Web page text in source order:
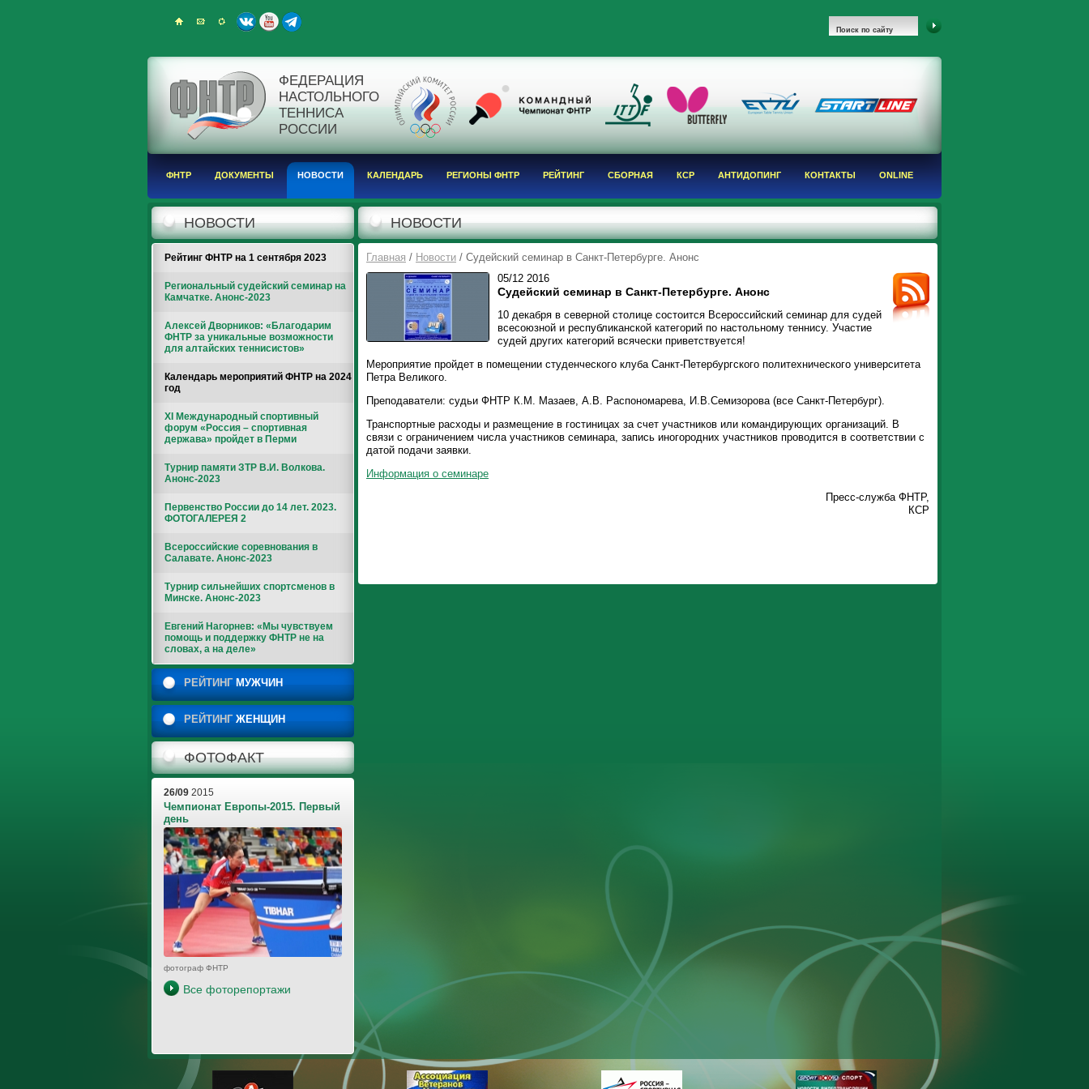
ФЕДЕРАЦИЯ
НАСТОЛЬНОГО
ТЕННИСА
РОССИИ
ФНТР ДОКУМЕНТЫ НОВОСТИ КАЛЕНДАРЬ РЕГИОНЫ ФНТР РЕЙТИНГ СБОРНАЯ КСР АНТИДОПИНГ КОНТАКТЫ ONLINE
НОВОСТИ
Рейтинг ФНТР на 1 сентября 2023
Региональный судейский семинар на
Камчатке. Анонс-2023
Алексей Дворников: «Благодарим
ФНТР за уникальные возможности
для алтайских теннисистов»
Календарь мероприятий ФНТР на 2024
год
XI Международный спортивный
форум «Россия – спортивная
держава» пройдет в Перми
Турнир памяти ЗТР В.И. Волкова.
Анонс-2023
Первенство России до 14 лет. 2023.
ФОТОГАЛЕРЕЯ 2
Всероссийские соревнования в
Салавате. Анонс-2023
Турнир сильнейших спортсменов в
Минске. Анонс-2023
Евгений Нагорнев: «Мы чувствуем
помощь и поддержку ФНТР не на
словах, а на деле»
РЕЙТИНГ МУЖЧИН
РЕЙТИНГ ЖЕНЩИН
ФОТОФАКТ
26/09 2015
Чемпионат Европы-2015. Первый
день
фотограф ФНТР
Все фоторепортажи
НОВОСТИ
Главная / Новости / Судейский семинар в Санкт-Петербурге. Анонс
05/12 2016
Судейский семинар в Санкт-Петербурге. Анонс
10 декабря в северной столице состоится Всероссийский семинар для судей
всесоюзной и республиканской категорий по настольному теннису. Участие
судей других категорий всячески приветствуется!
Мероприятие пройдет в помещении студенческого клуба Санкт-Петербургского политехнического университета
Петра Великого.
Преподаватели: судьи ФНТР К.М. Мазаев, А.В. Распономарева, И.В.Семизорова (все Санкт-Петербург).
Транспортные расходы и размещение в гостиницах за счет участников или командирующих организаций. В
связи с ограничением числа участников семинара, запись иногородних участников проводится в соответствии с
датой подачи заявки.
Информация о семинаре
Пресс-служба ФНТР,
КСР